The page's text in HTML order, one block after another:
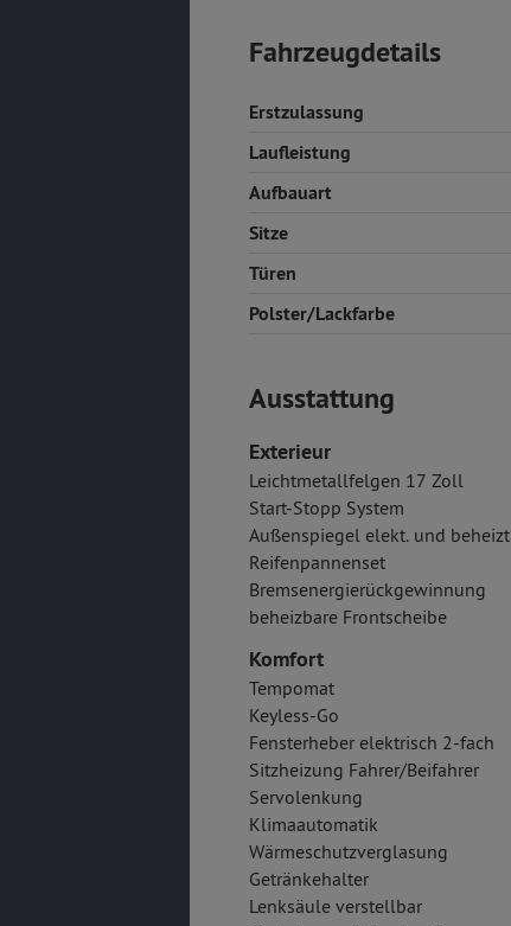
Fahrzeugdetails
Erstzulassung
Laufleistung
Aufbauart
Sitze
Türen
Polster/Lackfarbe
Ausstattung
Exterieur
Leichtmetallfelgen 17 Zoll
Start-Stopp System
Außenspiegel elekt. und beheizt
Reifenpannenset
Bremsenergierückgewinnung
beheizbare Frontscheibe
Komfort
Tempomat
Keyless-Go
Fensterheber elektrisch 2-fach
Sitzheizung Fahrer/Beifahrer
Servolenkung
Klimaautomatik
Wärmeschutzverglasung
Getränkehalter
Lenksäule verstellbar